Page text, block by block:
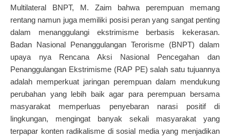
Multilateral BNPT, M. Zaim bahwa perempuan memang
rentang namun juga memiliki posisi peran yang sangat penting
dalam menanggulangi ekstrimisme berbasis kekerasan.
Badan Nasional Penanggulangan Terorisme (BNPT) dalam
upaya nya Rencana Aksi Nasional Pencegahan dan
Penanggulangan Ekstrimisme (RAP PE) salah satu tujuannya
adalah memperkuat jaringan perempuan dalam mendukung
perubahan yang lebih baik agar para perempuan bersama
masyarakat memperluas penyebaran narasi positif di
lingkungan, mengingat banyak sekali masyarakat yang
terpapar konten radikalisme di sosial media yang menjadikan